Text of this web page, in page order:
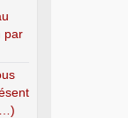
par